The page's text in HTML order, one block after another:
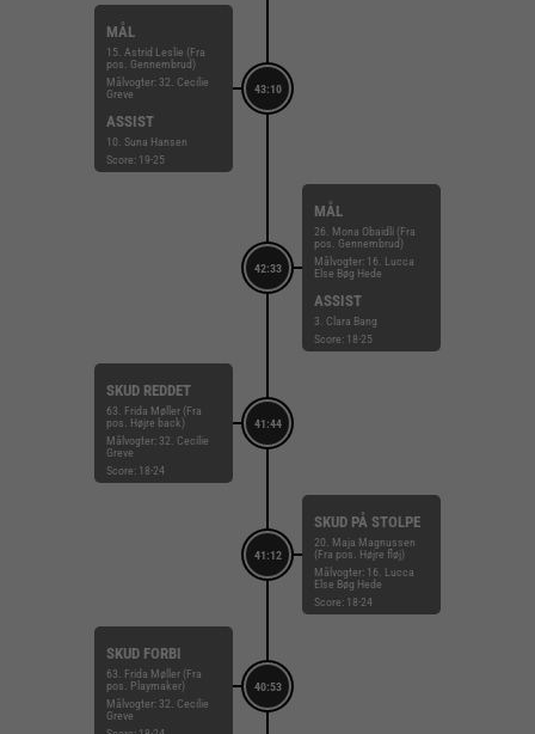
43:10
MÅL
15. Astrid Leslie (Fra
pos. Gennembrud)
Målvogter: 32. Cecilie
Greve
ASSIST
10. Suna Hansen
Score: 19-25
42:33
MÅL
26. Mona Obaidli (Fra
pos. Gennembrud)
Målvogter: 16. Lucca
Else Bøg Hede
ASSIST
3. Clara Bang
Score: 18-25
41:44
SKUD REDDET
63. Frida Møller (Fra
pos. Højre back)
Målvogter: 32. Cecilie
Greve
Score: 18-24
41:12
SKUD PÅ STOLPE
20. Maja Magnussen
(Fra pos. Højre fløj)
Målvogter: 16. Lucca
Else Bøg Hede
Score: 18-24
40:53
SKUD FORBI
63. Frida Møller (Fra
pos. Playmaker)
Målvogter: 32. Cecilie
Greve